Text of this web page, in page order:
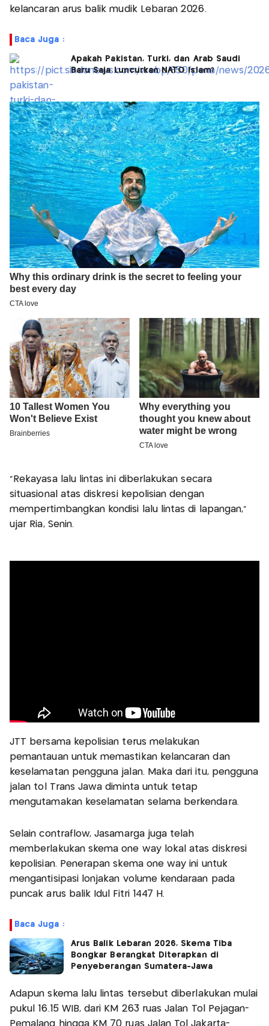
kelancaran arus balik mudik Lebaran 2026.
Baca Juga :
Apakah Pakistan, Turki, dan Arab Saudi
Baru Saja Luncurkan NATO Islam?
“Rekayasa lalu lintas ini diberlakukan secara
situasional atas diskresi kepolisian dengan
mempertimbangkan kondisi lalu lintas di lapangan,"
ujar Ria, Senin.
JTT bersama kepolisian terus melakukan
pemantauan untuk memastikan kelancaran dan
keselamatan pengguna jalan. Maka dari itu, pengguna
jalan tol Trans Jawa diminta untuk tetap
mengutamakan keselamatan selama berkendara.
Selain contraflow, Jasamarga juga telah
memberlakukan skema one way lokal atas diskresi
kepolisian. Penerapan skema one way ini untuk
mengantisipasi lonjakan volume kendaraan pada
puncak arus balik Idul Fitri 1447 H.
Baca Juga :
Arus Balik Lebaran 2026, Skema Tiba
Bongkar Berangkat Diterapkan di
Penyeberangan Sumatera-Jawa
Adapun skema lalu lintas tersebut diberlakukan mulai
pukul 16.15 WIB, dari KM 263 ruas Jalan Tol Pejagan-
Pemalang hingga KM 70 ruas Jalan Tol Jakarta-